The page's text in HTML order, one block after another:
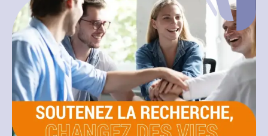
Actualités
Espace presse
Espace chercheurs
Mon compte